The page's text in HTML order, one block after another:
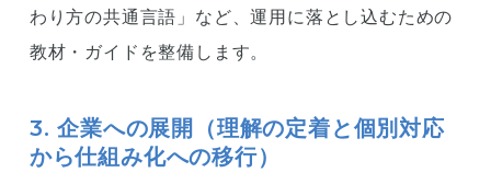
わり方の共通言語」など、運用に落とし込むための
教材・ガイドを整備します。
3. 企業への展開（理解の定着と個別対応
から仕組み化への移行）